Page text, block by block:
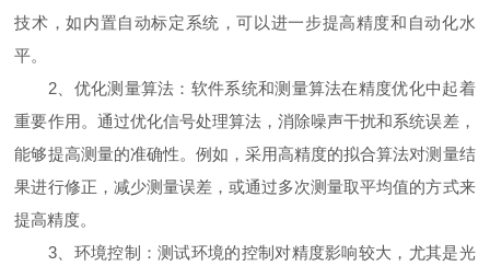
技术，如内置自动标定系统，可以进一步提高精度和自动化水
平。
2、优化测量算法：软件系统和测量算法在精度优化中起着
重要作用。通过优化信号处理算法，消除噪声干扰和系统误差，
能够提高测量的准确性。例如，采用高精度的拟合算法对测量结
果进行修正，减少测量误差，或通过多次测量取平均值的方式来
提高精度。
3、环境控制：测试环境的控制对精度影响较大，尤其是光